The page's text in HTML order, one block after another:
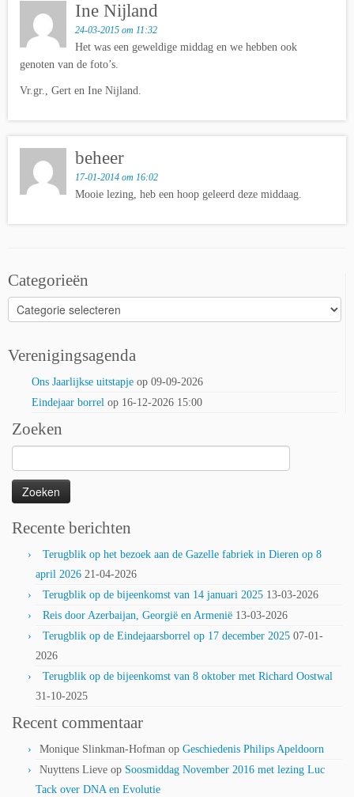
Ine Nijland
24-03-2015 om 11:32
Het was een geweldige middag en we hebben ook
genoten van de foto’s.
Vr.gr., Gert en Ine Nijland.
beheer
17-01-2014 om 16:02
Mooie lezing, heb een hoop geleerd deze middaag.
Categorieën
Categorieën
Verenigingsagenda
Ons Jaarlijkse uitstapje op 09-09-2026
Eindejaar borrel op 16-12-2026 15:00
Zoeken
naar:
Recente berichten
Terugblik op het bezoek aan de Gazelle fabriek in Dieren op 8
april 2026 21-04-2026
Terugblik op de bijeenkomst van 14 januari 2025 13-03-2026
Reis door Azerbaijan, Georgië en Armenië 13-03-2026
Terugblik op de Eindejaarsborrel op 17 december 2025 07-01-
2026
Terugblik op de bijeenkomst van 8 oktober met Richard Oostwal
31-10-2025
Recent commentaar
Monique Slinkman-Hofman op Geschiedenis Philips Apeldoorn
Nuyttens Lieve op Soosmiddag November 2016 met lezing Luc
Tack over DNA en Evolutie